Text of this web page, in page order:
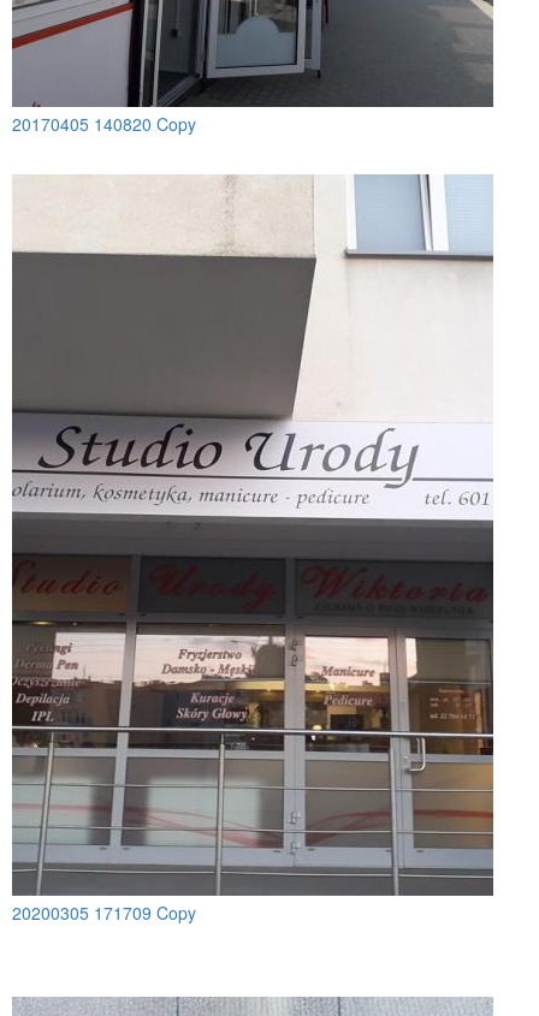
20170405 140820 Copy
20200305 171709 Copy